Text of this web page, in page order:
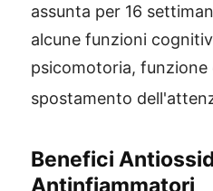
assunta per 16
alcune funzioni
psicomotoria, funzione
spostamento
Benefici
Antinfiammatori